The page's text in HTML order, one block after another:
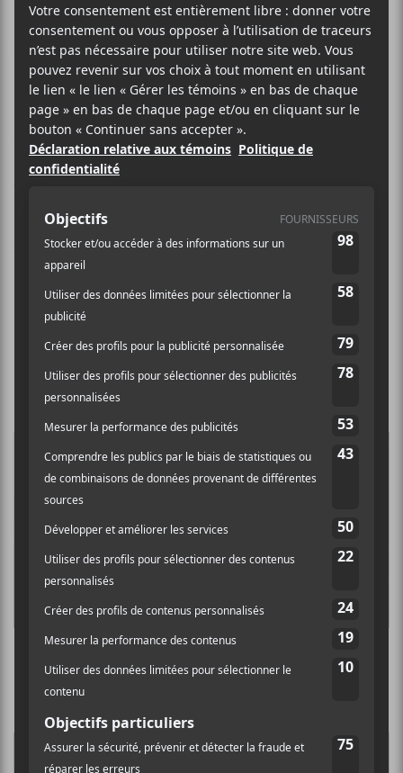
FOLK FRANCOPHONE
SITE WEB >
BIO
Alice Broest une autrice-compositrice-interprète
propose une musique folk et bluegrass teintée de
vulgarité dans les paroles. Elle a lancé un premier en
trio en 2024 avant de lancer son premier album,
filtres, en février 2026.
CONCERTS
Festival de la Poutine 2026 | Jour 1 : Loud +
Aswell + Fredz + Orloge Simard + Alice Bro